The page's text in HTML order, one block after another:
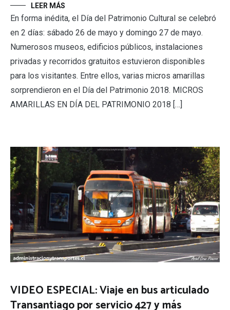
LEER MÁS
En forma inédita, el Día del Patrimonio Cultural se celebró
en 2 días: sábado 26 de mayo y domingo 27 de mayo.
Numerosos museos, edificios públicos, instalaciones
privadas y recorridos gratuitos estuvieron disponibles
para los visitantes. Entre ellos, varias micros amarillas
sorprendieron en el Día del Patrimonio 2018. MICROS
AMARILLAS EN DÍA DEL PATRIMONIO 2018 […]
VIDEO ESPECIAL: Viaje en bus articulado
Transantiago por servicio 427 y más